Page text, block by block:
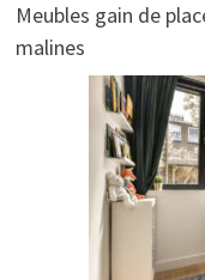
Meubles gain de
malines